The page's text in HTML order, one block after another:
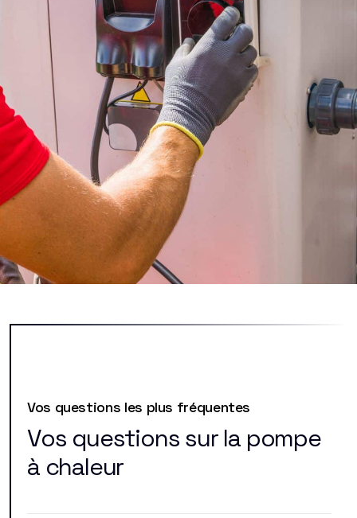
Vos questions les plus fréquentes
Vos questions sur la pompe
à chaleur